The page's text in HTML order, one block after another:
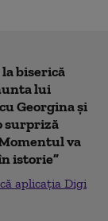
biserică
lui
Georgina și
surpriză
va
istorie”
aplicația Digi